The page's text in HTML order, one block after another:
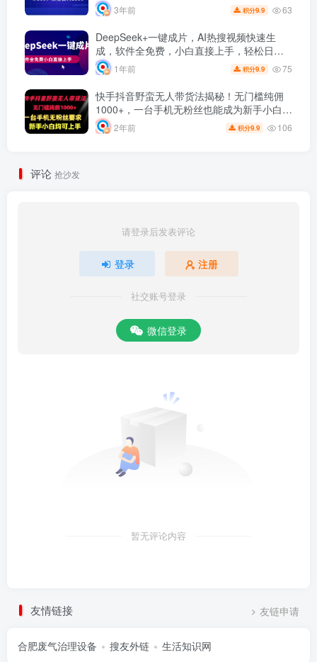
3年前 积分9.9 63
DeepSeek+一键成片，AI热搜视频快速生
成，软件全免费，小白直接上手，轻松日入
500+1年前 积分9.9 75
快手抖音野蛮无人带货法揭秘！无门槛纯佣
1000+，一台手机无粉丝也能成为新手小白…
2年前 积分9.9 106
评论 抢沙发
请登录后发表评论
登录 注册
社交账号登录
微信登录
暂无评论内容
友情链接 友链申请
合肥废气治理设备 搜友外链 生活知识网